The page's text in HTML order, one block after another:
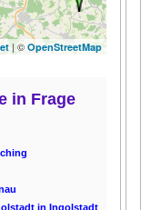
| © OpenStreetMap
in Frage
in Ingolstadt